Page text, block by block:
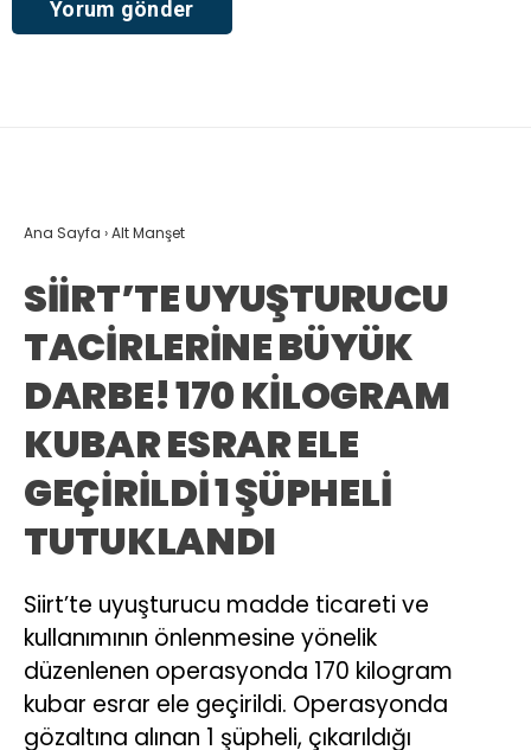
Ana Sayfa ›Alt Manşet
SİİRT’TE UYUŞTURUCU
TACİRLERİNE BÜYÜK
DARBE! 170 KİLOGRAM
KUBAR ESRAR ELE
GEÇİRİLDİ 1 ŞÜPHELİ
TUTUKLANDI
Siirt’te uyuşturucu madde ticareti ve
kullanımının önlenmesine yönelik
düzenlenen operasyonda 170 kilogram
kubar esrar ele geçirildi. Operasyonda
gözaltına alınan 1 şüpheli, çıkarıldığı